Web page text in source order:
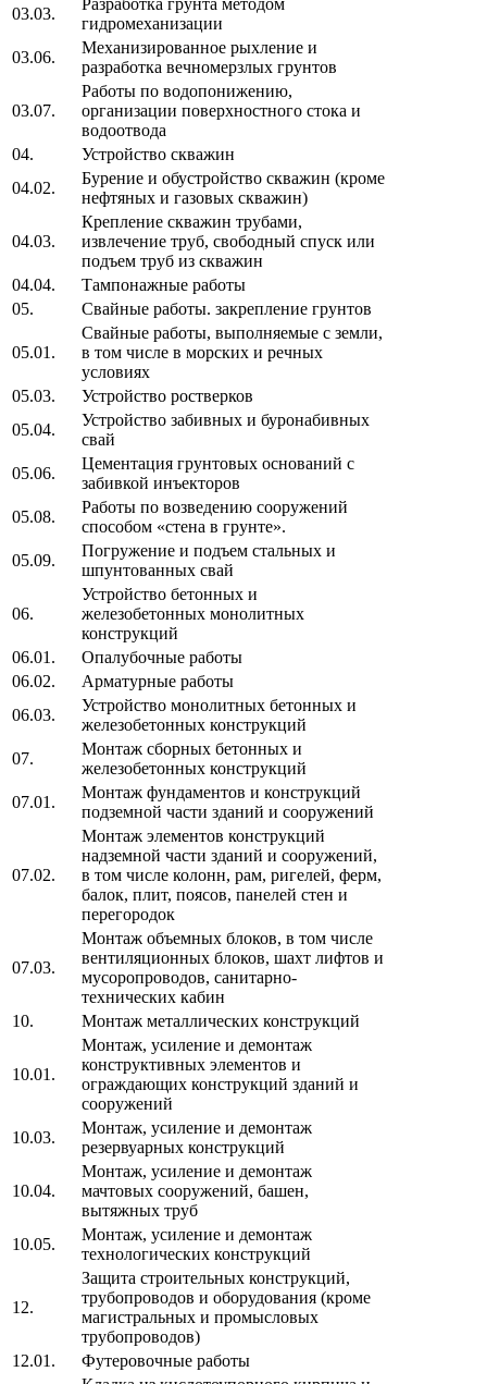
03.03.
гидромеханизации
03.06.
Механизированное рыхление и
разработка вечномерзлых грунтов
03.07.
Работы по водопонижению,
организации поверхностного стока и
водоотвода
04.
Устройство скважин
04.02.
Бурение и обустройство скважин (кроме
нефтяных и газовых скважин)
04.03.
Крепление скважин трубами,
извлечение труб, свободный спуск или
подъем труб из скважин
04.04.
Тампонажные работы
05.
Свайные работы. закрепление грунтов
05.01.
Свайные работы, выполняемые с земли,
в том числе в морских и речных
условиях
05.03.
Устройство ростверков
05.04.
Устройство забивных и буронабивных
свай
05.06.
Цементация грунтовых оснований с
забивкой инъекторов
05.08.
Работы по возведению сооружений
способом «стена в грунте».
05.09.
Погружение и подъем стальных и
шпунтованных свай
06.
Устройство бетонных и
железобетонных монолитных
конструкций
06.01.
Опалубочные работы
06.02.
Арматурные работы
06.03.
Устройство монолитных бетонных и
железобетонных конструкций
07.
Монтаж сборных бетонных и
железобетонных конструкций
07.01.
Монтаж фундаментов и конструкций
подземной части зданий и сооружений
07.02.
Монтаж элементов конструкций
надземной части зданий и сооружений,
в том числе колонн, рам, ригелей, ферм,
балок, плит, поясов, панелей стен и
перегородок
07.03.
Монтаж объемных блоков, в том числе
вентиляционных блоков, шахт лифтов и
мусоропроводов, санитарно-
технических кабин
10.
Монтаж металлических конструкций
10.01.
Монтаж, усиление и демонтаж
конструктивных элементов и
ограждающих конструкций зданий и
сооружений
10.03.
Монтаж, усиление и демонтаж
резервуарных конструкций
10.04.
Монтаж, усиление и демонтаж
мачтовых сооружений, башен,
вытяжных труб
10.05.
Монтаж, усиление и демонтаж
технологических конструкций
12.
Защита строительных конструкций,
трубопроводов и оборудования (кроме
магистральных и промысловых
трубопроводов)
12.01.
Футеровочные работы